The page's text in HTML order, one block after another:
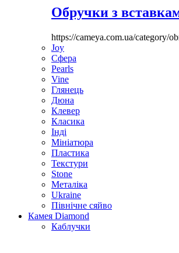
Обручки з
https://cameya.com.ua/category/
Joy
Сфера
Pearls
Vine
Глянець
Дюна
Клевер
Класика
Інді
Мініатюра
Пластика
Текстури
Stone
Металіка
Ukraine
Північне сяйво
Камея Diamond
Каблучки